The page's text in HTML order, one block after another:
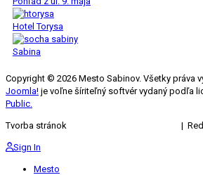
Hotel Torysa
Sabina
Copyright © 2026 Mesto Sabinov. Všetky práva
Joomla! je voľne šíriteľný softvér vydaný podľa
Public.
Tvorba stránok |
Sign In
Mesto